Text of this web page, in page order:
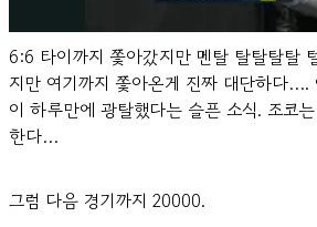
6:6 타이까지 쫓아갔지만 멘탈 탈탈탈탈
지만 여기까지 쫓아온게 진짜 대단하다….
이 하루만에 광탈했다는 슬픈 소식. 조코
한다…
그럼 다음 경기까지 20000.